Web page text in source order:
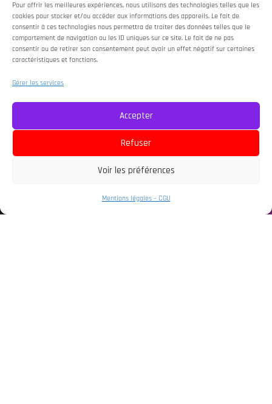
Pour offrir les meilleures expériences, nous utilisons des technologies telles que les
cookies pour stocker et/ou accéder aux informations des appareils. Le fait de
consentir à ces technologies nous permettra de traiter des données telles que le
comportement de navigation ou les ID uniques sur ce site. Le fait de ne pas
consentir ou de retirer son consentement peut avoir un effet négatif sur certaines
caractéristiques et fonctions.
Gérer les services
Accepter
Refuser
Voir les préférences
Mentions légales – CGU
Événements
À NE PAS MANQUER
8 juillet 2026